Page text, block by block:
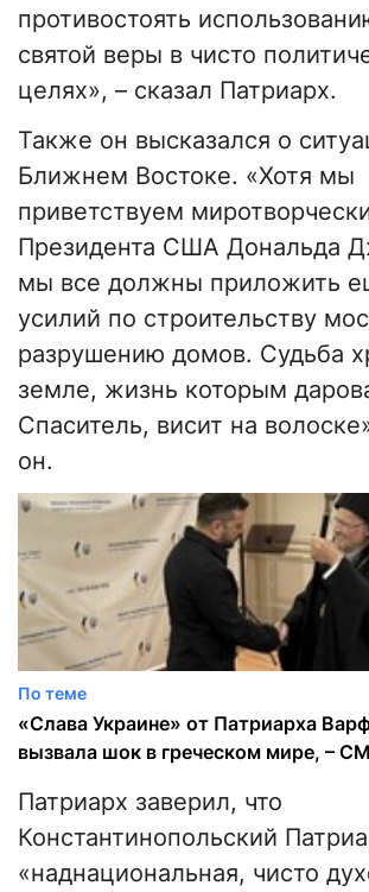
противостоять
святой веры в чисто
целях», – сказал Патриарх.
Также он высказался о
Ближнем Востоке. «Хотя мы
приветствуем
Президента США Дональда
мы все должны приложить
усилий по строительству
разрушению домов. Судьба
земле, жизнь которым
Спаситель, висит на
он.
По теме
«Слава Украине» от Патриарха
вызвала шок в греческом мире, –
Патриарх заверил, что
Константинопольский
«наднациональная, чисто